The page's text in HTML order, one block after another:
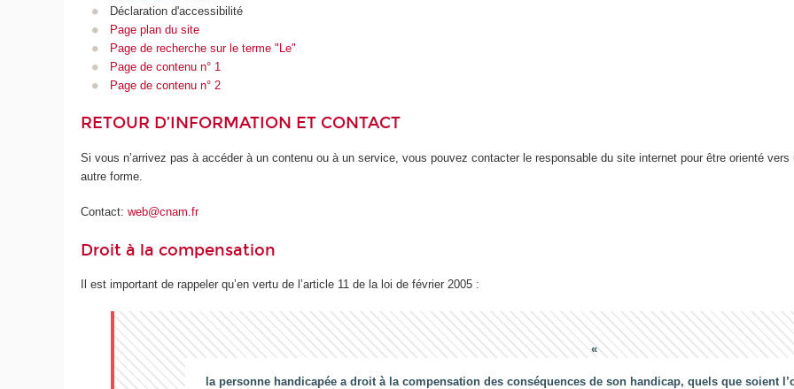
Déclaration d'accessibilité
Page plan du site
Page de recherche sur le terme "Le"
Page de contenu n° 1
Page de contenu n° 2
RETOUR D’INFORMATION ET CONTACT
Si vous n’arrivez pas à accéder à un contenu ou à un service, vous pouvez contacter le responsable du site internet pour être orienté
autre forme.
Contact:web@cnam.fr
Droit à la compensation
Il est important de rappeler qu’en vertu de l’article 11 de la loi de février 2005 :
la personne handicapée a droit à la compensation des conséquences de son handicap, quels que soient